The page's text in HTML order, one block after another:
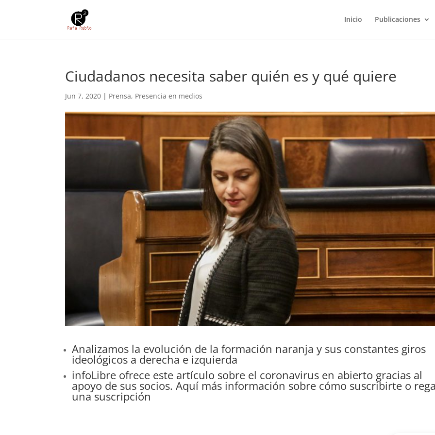
Inicio Publicaciones
Ciudadanos necesita saber quién es y qué quiere
Jun 7, 2020 | Prensa, Presencia en medios
Analizamos la evolución de la formación naranja y sus constantes giros
ideológicos a derecha e izquierda
infoLibre ofrece este artículo sobre el coronavirus en abierto gracias al
apoyo de sus socios. Aquí más información sobre cómo suscribirte o
una suscripción